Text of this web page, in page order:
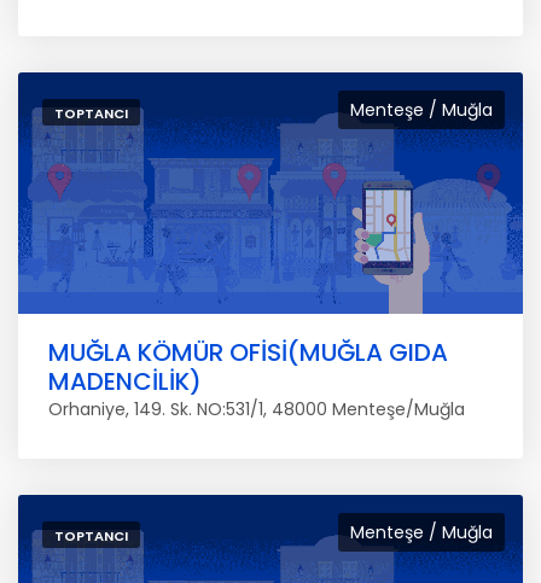
Menteşe / Muğla
TOPTANCI
MUĞLA KÖMÜR OFİSİ(MUĞLA GIDA
MADENCİLİK)
Orhaniye, 149. Sk. NO:531/1, 48000 Menteşe/Muğla
Menteşe / Muğla
TOPTANCI